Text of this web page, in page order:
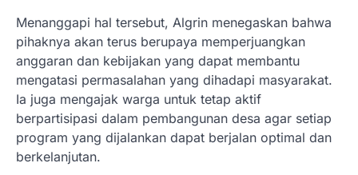
Menanggapi hal tersebut, Algrin menegaskan bahwa
pihaknya akan terus berupaya memperjuangkan
anggaran dan kebijakan yang dapat membantu
mengatasi permasalahan yang dihadapi masyarakat.
Ia juga mengajak warga untuk tetap aktif
berpartisipasi dalam pembangunan desa agar setiap
program yang dijalankan dapat berjalan optimal dan
berkelanjutan.